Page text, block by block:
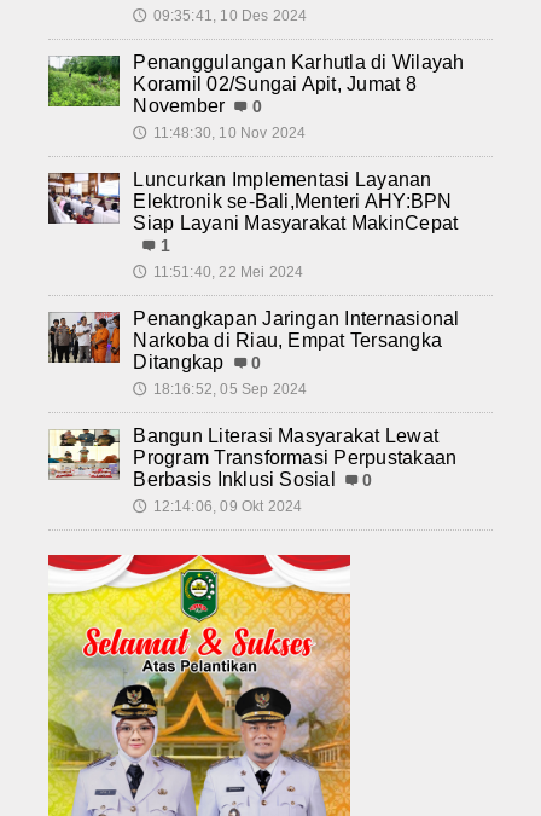
🕔 09:35:41, 10 Des 2024
Penanggulangan Karhutla di Wilayah
Koramil 02/Sungai Apit, Jumat 8
November
0
🕔 11:48:30, 10 Nov 2024
Luncurkan Implementasi Layanan
Elektronik se-Bali,Menteri AHY:BPN
Siap Layani Masyarakat MakinCepat
1
🕔 11:51:40, 22 Mei 2024
Penangkapan Jaringan Internasional
Narkoba di Riau, Empat Tersangka
Ditangkap
0
🕔 18:16:52, 05 Sep 2024
Bangun Literasi Masyarakat Lewat
Program Transformasi Perpustakaan
Berbasis Inklusi Sosial
0
🕔 12:14:06, 09 Okt 2024